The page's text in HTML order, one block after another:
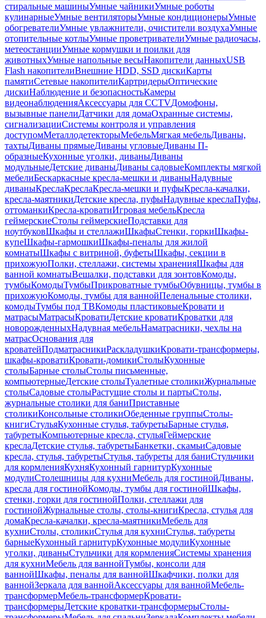
стиральные машиныУмные чайникиУмные роботы
кулинарныеУмные вентиляторыУмные кондиционерыУмные
обогревателиУмные увлажнители, очистители воздухаУмные
отопительные котлыУмные проветривателиУмные радиочасы,
метеостанцииУмные кормушки и поилки для
животныхУмные напольные весыНакопители данныхUSB
Flash накопителиВнешние HDD, SSD дискиКарты
памятиСетевые накопителиКартридерыОптические
дискиНаблюдение и безопасностьКамеры
видеонаблюденияАксессуары для CCTVДомофоны,
вызывные панелиДатчики для домаОхранные системы,
сигнализацииСистемы контроля и управления
доступомМеталлодетекторыМебельМягкая мебельДиваны,
тахтыДиваны прямыеДиваны угловыеДиваны П-
образныеКухонные уголки, диваныДиваны
модульныеДетские диваныДиваны садовыеКомплекты мягкой
мебелиБескаркасные кресла-мешки и диваныНадувные
диваныКреслаКреслаКресла-мешки и пуфыКресла-качалки,
кресла-маятникиДетские кресла, пуфыНадувные креслаПуфы,
оттоманкиКресла-кроватиИгровая мебельКресла
геймерскиеСтолы геймерскиеПодставки для
ноутбуковШкафы и стеллажиШкафыСтенки, горкиШкафы-
купеШкафы-гармошкиШкафы-пеналы для жилой
комнатыШкафы с витриной, буфетыШкафы, секции в
прихожуюПолки, стеллажи, системы храненияШкафы для
ванной комнатыВешалки, подставки для зонтовКомоды,
тумбыКомодыТумбыПрикроватные тумбыОбувницы, тумбы в
прихожуюКомоды, тумбы для ваннойПеленальные столики,
комодыТумбы под ТВКомоды пластиковыеКровати и
матрасыМатрасыКроватиДетские кроватиКроватки для
новорожденныхНадувная мебельНаматрасники, чехлы на
матрасОснования для
кроватейПодматрасникиРаскладушкиКровати-трансформеры,
шкафы-кроватиКровати-домикиСтолыКухонные
столыБарные столыСтолы письменные,
компьютерныеДетские столыТуалетные столикиЖурнальные
столыСадовые столыРастущие столы и партыСтолы,
журнальные столики для баниПриставные
столикиКонсольные столикиОбеденные группыСтолы-
книгиСтульяКухонные стулья, табуретыБарные стулья,
табуретыКомпьютерные кресла, стульяГеймерские
креслаДетские стулья, табуретыБанкетки, скамьиСадовые
кресла, стулья, табуретыСтулья, табуреты для баниСтульчики
для кормленияКухняКухонный гарнитурКухонные
модулиСтолешницы для кухниМебель для гостинойДиваны,
кресла для гостинойКомоды, тумбы для гостинойШкафы,
стенки, горки для гостинойПолки, стеллажи для
гостинойЖурнальные столы, столы-книгиКресла, стулья для
домаКресла-качалки, кресла-маятникиМебель для
кухниСтолы, столикиСтулья для кухниСтулья, табуреты
барныеКухонный гарнитурКухонные модулиКухонные
уголки, диваныСтульчики для кормленияСистемы хранения
для кухниМебель для ваннойТумбы, консоли для
ваннойШкафы, пеналы для ваннойШкафчики, полки для
ваннойЗеркала для ваннойАксессуары для ваннойМебель-
трансформерМебель-трансформерКровати-
трансформерыДетские кроватки-трансформерыСтолы-